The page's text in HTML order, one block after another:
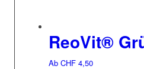
ReoVit®
Ab CHF4,50